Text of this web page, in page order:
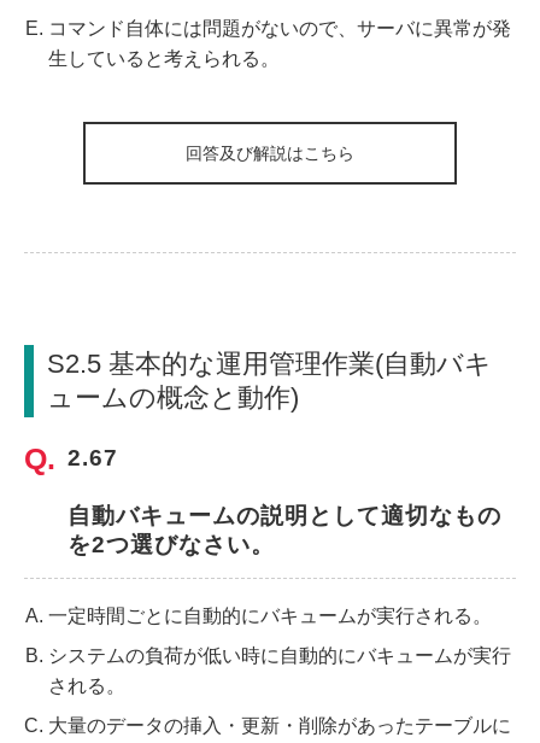
コマンド自体には問題がないので、サーバに異常が発
生していると考えられる。
回答及び解説はこちら
S2.5 基本的な運用管理作業(自動バキ
ュームの概念と動作)
2.67
自動バキュームの説明として適切なもの
を2つ選びなさい。
一定時間ごとに自動的にバキュームが実行される。
システムの負荷が低い時に自動的にバキュームが実行
される。
大量のデータの挿入・更新・削除があったテーブルに